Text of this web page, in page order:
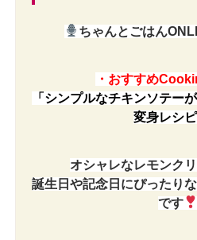
ちゃんとごはん
・おすすめ
「シンプルなチキンソテー
変身レシ
オシャレなレモンク
誕生日や記念日にぴったり
です